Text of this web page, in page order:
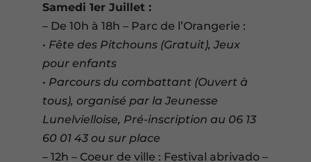
Samedi 1er Juillet :
– De 10h à 18h – Parc de l’Orangerie :
• Fête des Pitchouns (Gratuit), Jeux
pour enfants
• Parcours du combattant (Ouvert à
tous), organisé par la Jeunesse
Lunelvielloise, Pré-inscription au 06 13
60 01 43 ou sur place
– 12h – Coeur de ville : Festival abrivado –